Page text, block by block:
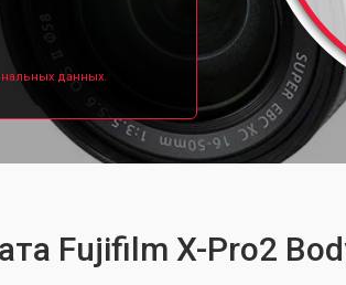
данных.
Fujifilm X-Pro2